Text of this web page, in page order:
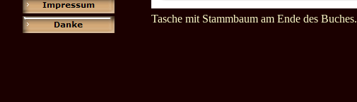
Tasche mit Stammbaum am Ende des Buches.